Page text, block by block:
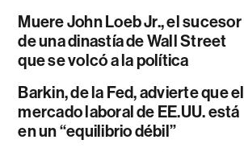
Muere John Loeb Jr., el sucesor
de una dinastía de Wall Street
que se volcó a la política
Barkin, de la Fed, advierte que el
mercado laboral de EE.UU. está
en un “equilibrio débil”